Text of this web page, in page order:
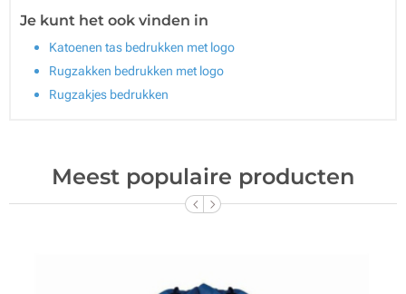
Je kunt het ook vinden in
Katoenen tas bedrukken met logo
Rugzakken bedrukken met logo
Rugzakjes bedrukken
Meest populaire producten